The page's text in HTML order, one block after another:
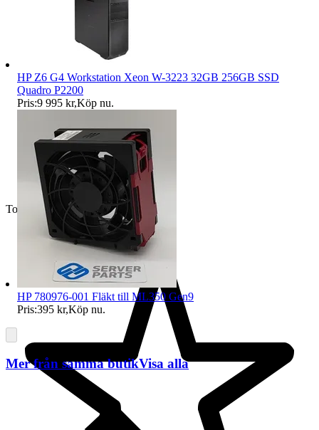
Toppsäljare
HP Z6 G4 Workstation Xeon W-3223 32GB 256GB SSD
Quadro P2200
Pris:9 995 kr,Köp nu.
HP 780976-001 Fläkt till ML350 Gen9
Pris:395 kr,Köp nu.
Mer från samma butikVisa alla